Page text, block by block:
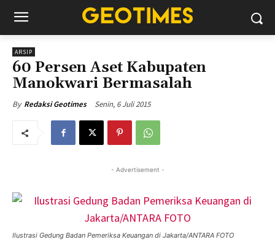
ARSIP
60 Persen Aset Kabupaten
Manokwari Bermasalah
By Redaksi Geotimes Senin, 6 Juli 2015
- Advertisement -
Ilustrasi Gedung Badan Pemeriksa Keuangan di Jakarta/ANTARA FOTO